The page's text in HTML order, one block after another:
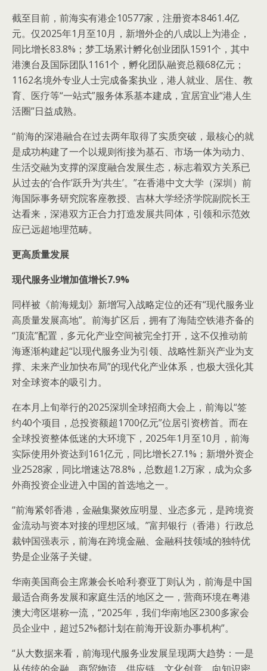
截至目前，前海实有港企10577家，注册资本8461.4亿
元。仅2025年1月至10月，新增外企的八成以上为港企，
同比增长83.8%；梦工场累计孵化创业团队1591个，其中
港澳台及国际团队1161个，孵化团队融资总额68亿元；
1162名境外专业人士完成备案执业，港人就业、居住、教
育、医疗等“一站式”服务体系基本建成，宜居宜业“港人生
活圈”日益成熟。
“前海的深港融合在过去两年取得了实质突破，最核心的就
是成功构建了一个以规则衔接为基石、市场一体为动力、
生活交融为支撑的深度融合发展生态，标志着双方关系已
从过去的‘合作’跃升为‘共生’。”在香港中文大学（深圳）前
海国际事务研究院客座教授、吉林大学经济学院副院长王
达看来，深港双方正合力打造发展共同体，引领和示范效
应已远超地理范畴。
更高质量发展
现代服务业增加值增长7.9%
同样被《前海规划》新增写入战略定位的还有“现代服务业
高质量发展高地”。前海扩区后，拥有了海陆空铁港齐备的
“顶流”配置，多元化产业空间被完全打开，这不仅推动前
海逐渐构建起“以现代服务业为引领、战略性新兴产业为支
撑、未来产业加快布局”的现代化产业体系，也极大强化其
对全球资本的吸引力。
在本月上旬举行的2025深圳全球招商大会上，前海以“签
约40个项目，总投资额超1700亿元”位居引资榜首。而在
全球投资整体低迷的大环境下，2025年1月至10月，前海
实际使用外资达到161亿元，同比增长27.1%；新增外资企
业2528家，同比增速达78.8%，总数超1.2万家，成为众多
外商投资企业进入中国的首选地之一。
“前海紧邻香港，金融集聚效应明显、业态多元，是跨境资
金流动与资本对接的理想区域。”富邦银行（香港）行政总
裁钟国强表示，前海在跨境金融、金融科技领域的独特优
势是企业落子关键。
华南美国商会主席兼会长哈利·赛亚丁则认为，前海是中国
最适合商务发展和家庭生活的地区之一，营商环境在粤港
澳大湾区堪称一流，“2025年，我们华南地区2300多家会
员企业中，超过52%都计划在前海开设新办事机构”。
“从大数据来看，前海现代服务业发展呈现两大趋势：一是